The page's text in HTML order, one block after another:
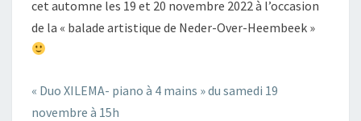
cet automne les 19 et 20 novembre 2022 à l’occasion
de la « balade artistique de Neder-Over-Heembeek »
« Duo XILEMA- piano à 4 mains » du samedi 19
novembre à 15h